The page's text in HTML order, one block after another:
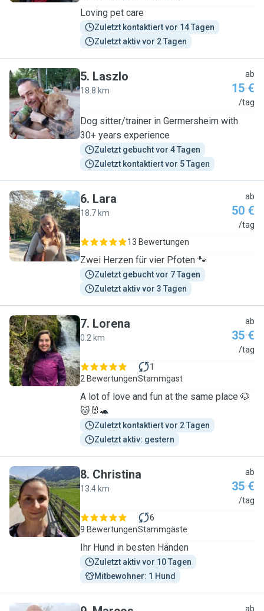
Loving pet care
Zuletzt kontaktiert vor 14 Tagen
Zuletzt aktiv vor 2 Tagen
L
5. Laszlo
18.8 km
ab
15 €
/tag
Dog sitter/trainer in Germersheim with
30+ years experience
Zuletzt gebucht vor 4 Tagen
Zuletzt kontaktiert vor 5 Tagen
L
6. Lara
18.7 km
ab
50 €
/tag
13 Bewertungen
Zwei Herzen für vier Pfoten 🐾
Zuletzt gebucht vor 7 Tagen
Zuletzt aktiv vor 3 Tagen
L
7. Lorena
0.2 km
ab
35 €
/tag
2 Bewertungen
1
Stammgast
A lot of love and fun at the same place 🐶
🐱🐰🐢
Zuletzt kontaktiert vor 2 Tagen
Zuletzt aktiv: gestern
C
8. Christina
13.4 km
ab
35 €
/tag
9 Bewertungen
6
Stammgäste
Ihr Hund in besten Händen
Zuletzt aktiv vor 10 Tagen
Mitbewohner: 1 Hund
ab